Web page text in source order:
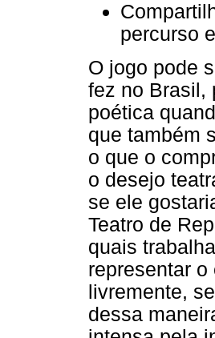
percurso
O jogo pode
fez no Brasil,
poética
que também
o que o
o desejo
se ele
Teatro de
quais
representar
livremente,
dessa